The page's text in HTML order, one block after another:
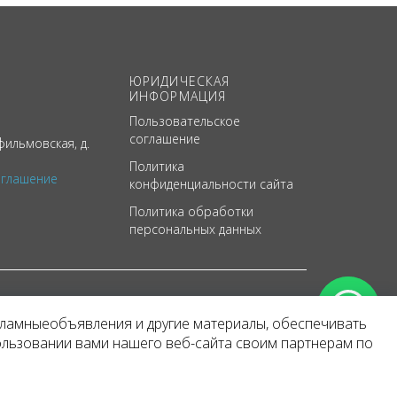
д.
ЮРИДИЧЕСКАЯ
ИНФОРМАЦИЯ
Пользовательское
соглашение
Политика
конфиденциальности сайта
Политика обработки
персональных данных
и другие материалы, обеспечивать
вами нашего веб-сайта своим партнерам по